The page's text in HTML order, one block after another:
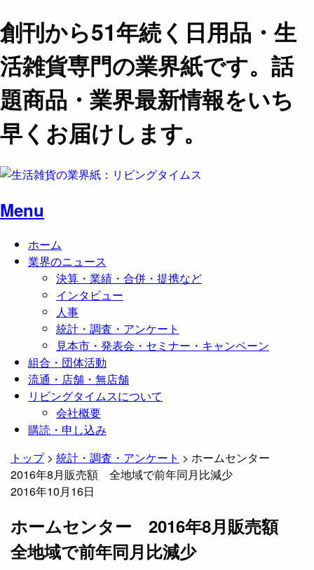
創刊から51年続く日用品・生
活雑貨専門の業界紙です。話
題商品・業界最新情報をいち
早くお届けします。
Menu
ホーム
業界のニュース
決算・業績・合併・提携など
インタビュー
人事
統計・調査・アンケート
見本市・発表会・セミナー・キャンペーン
組合・団体活動
流通・店舗・無店舗
リビングタイムスについて
会社概要
購読・申し込み
トップ> 統計・調査・アンケート > ホームセンター
2016年8月販売額 全地域で前年同月比減少
2016年10月16日
ホームセンター 2016年8月販売額
全地域で前年同月比減少